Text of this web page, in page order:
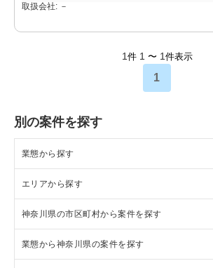
取扱会社: －
1 件 1 〜 1 件表示
1
別の案件を探す
業態から探す
ラーメンの居抜き売却物件の案件一覧
フランス料理の居抜き売却物件の案件一覧
イタリア料理の居抜き売却物件の案件一覧
エリアから探す
東京23区の飲食店の居抜き売却物件の案件一覧
東京都下の飲食店の居抜き売却物件の案件一覧
神奈川県の市区町村から案件を探す
大和市の飲食店の居抜き売却物件の案件一覧
業態から神奈川県の案件を探す